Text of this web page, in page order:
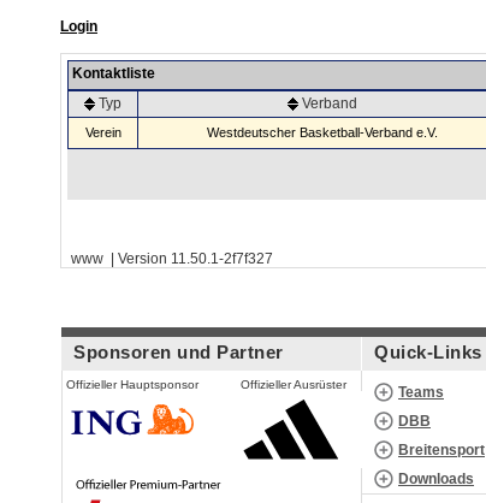
Login
Kontaktliste
Typ
Verband
Verein Westdeutscher Basketball-Verband e.V.
www | Version 11.50.1-2f7f327
Sponsoren und Partner
Offizieller Hauptsponsor Offizieller Ausrüster
Quick-Links
Teams
DBB
Breitensport
Downloads